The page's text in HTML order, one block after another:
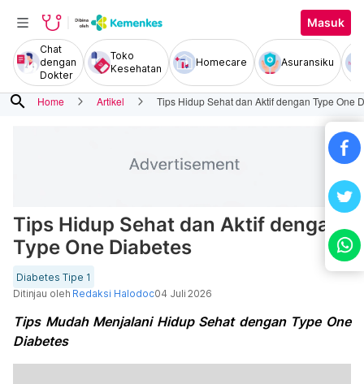
Masuk
Chat
dengan
Dokter
Toko
Kesehatan
Homecare Asuransiku
search Home Artikel Tips Hidup Sehat dan Aktif dengan Type One
Tips Hidup Sehat dan Aktif dengan
Type One Diabetes
Diabetes Tipe 1
Ditinjau oleh Redaksi Halodoc04 Juli 2026
Tips Mudah Menjalani Hidup Sehat dengan Type One
Diabetes